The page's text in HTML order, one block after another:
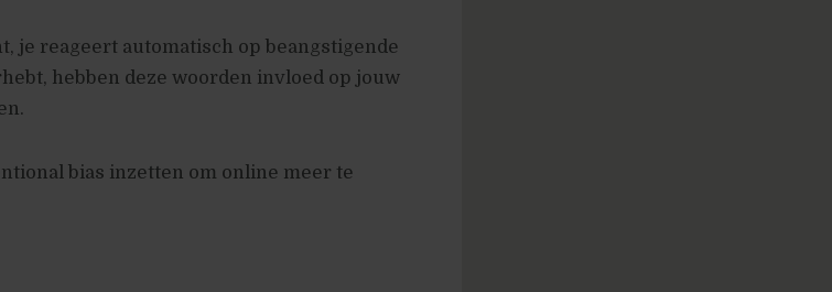
je reageert automatisch op beangstigende
hebben deze woorden invloed op jouw
bias inzetten om online meer te